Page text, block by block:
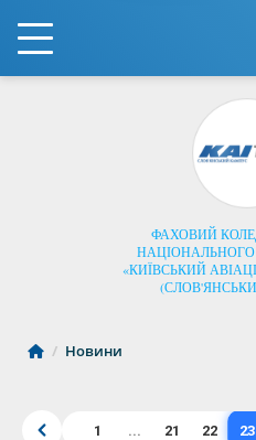
ФАХОВИЙ
НАЦІОНАЛЬНОГО
«КИЇВСЬКИЙ
/ Новини
1 ... 21 22 23